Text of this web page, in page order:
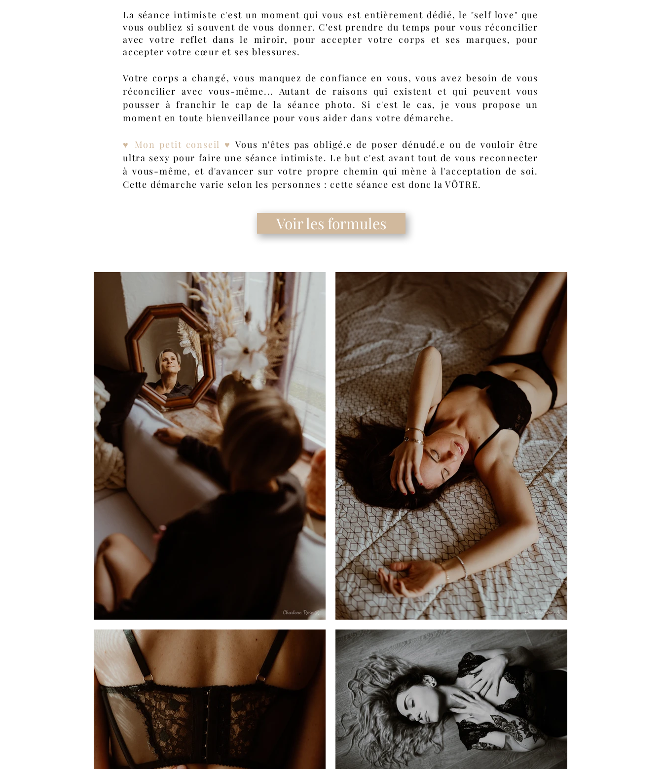
La séance intimiste c'est un moment qui vous est entièrement dédié, le "self love" que
vous oubliez si souvent de vous donner. C'est prendre du temps pour vous réconcilier
avec votre reflet dans le miroir, pour accepter votre corps et ses marques, pour
accepter votrecœur et ses blessures.
Votre corps a changé, vous manquez de confiance en vous, vous avez besoin de vous
réconcilier avec vous-même... Autant de raisons qui existent et qui peuvent vous
pousser à franchir le cap de la séance photo. Si c'est le cas, je vous propose un
moment en toute bienveillance pour vous aider dans votre démarche.
♥ Mon petit conseil ♥Vous n'êtes pas obligé.e de poser dénudé.e ou de vouloir être
ultra sexy pour faire une séance intimiste. Le but c'est avant tout de vous reconnecter
à vous-même, et d'avancer sur votre propre chemin qui mène à l'acceptation de soi.
Cette démarche varie selon les personnes : cette séance est donc la VÔTRE.
Voir les formules